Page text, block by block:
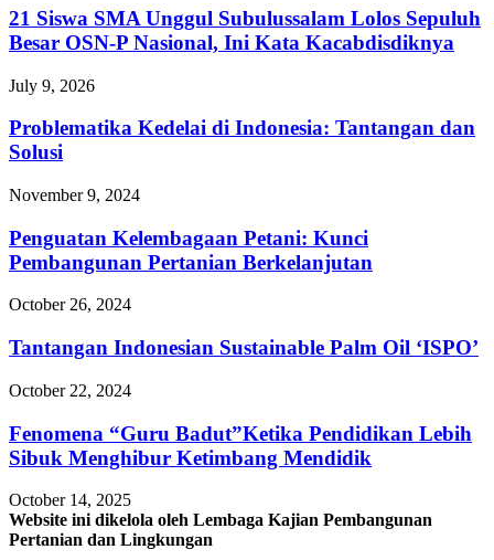
21 Siswa SMA Unggul Subulussalam Lolos Sepuluh
Besar OSN-P Nasional, Ini Kata Kacabdisdiknya
July 9, 2026
Problematika Kedelai di Indonesia: Tantangan dan
Solusi
November 9, 2024
Penguatan Kelembagaan Petani: Kunci
Pembangunan Pertanian Berkelanjutan
October 26, 2024
Tantangan Indonesian Sustainable Palm Oil ‘ISPO’
October 22, 2024
Fenomena “Guru Badut”Ketika Pendidikan Lebih
Sibuk Menghibur Ketimbang Mendidik
October 14, 2025
Website ini dikelola oleh Lembaga Kajian Pembangunan
Pertanian dan Lingkungan